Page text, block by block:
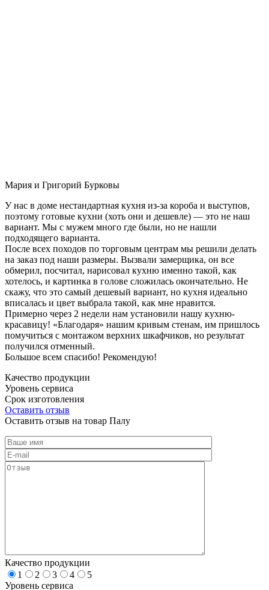
Мария и Григорий Бурковы
У нас в доме нестандартная кухня из-за короба и выступов,
поэтому готовые кухни (хоть они и дешевле) — это не наш
вариант. Мы с мужем много где были, но не нашли
подходящего варианта.
После всех походов по торговым центрам мы решили делать
на заказ под наши размеры. Вызвали замерщика, он все
обмерил, посчитал, нарисовал кухню именно такой, как
хотелось, и картинка в голове сложилась окончательно. Не
скажу, что это самый дешевый вариант, но кухня идеально
вписалась и цвет выбрала такой, как мне нравится.
Примерно через 2 недели нам установили нашу кухню-
красавицу! «Благодаря» нашим кривым стенам, им пришлось
помучиться с монтажом верхних шкафчиков, но результат
получился отменный.
Большое всем спасибо! Рекомендую!
Качество продукции
Уровень сервиса
Срок изготовления
Оставить отзыв
Оставить отзыв на товар Палу
Качество продукции
1
2 3 4
5
Уровень сервиса